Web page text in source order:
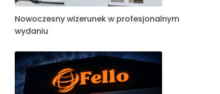
Nowoczesny wizerunek w profesjonalnym
wydaniu